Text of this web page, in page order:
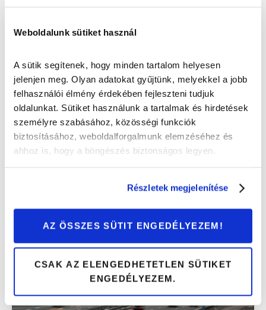
Weboldalunk sütiket használ
A sütik segítenek, hogy minden tartalom helyesen
jelenjen meg. Olyan adatokat gyűjtünk, melyekkel a jobb
felhasználói élmény érdekében fejleszteni tudjuk
oldalunkat. Sütiket használunk a tartalmak és hirdetések
személyre szabásához, közösségi funkciók
biztosításához, weboldalforgalmunk elemzéséhez és
ahhoz is, hogy a böngészés biztonságos legyen.
Részletek megjelenítése
AZ ÖSSZES SÜTIT ENGEDÉLYEZEM!
CSAK AZ ELENGEDHETETLEN SÜTIKET
ENGEDÉLYEZEM.
RÉSZECSKESZŰRŐRE?
a fenti kérdést, akkor azt mondanánk, hogy a legjobbat
azzal teszünk a részecskeszűrőnek, ha autónkat nem
városban, hanem autóúton vagy autópályán használjuk. Ez
is a kocsit, de így is érdemes legfeljebb 500
kilométerenként egy hosszabb útra indulni és 50-60
kilométeren keresztül folyamatosan haladni, úgy, hogy a
hosszabb úton való közlekedés mellett legalább ennyire
nem megy végbe, ami miatt a szűrő teljesen eltömődik és
csak cserélni lehet.